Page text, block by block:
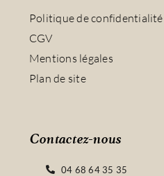
Politique de confidentialité
CGV
Mentions légales
Plan de site
Contactez-nous
04 68 64 35 35